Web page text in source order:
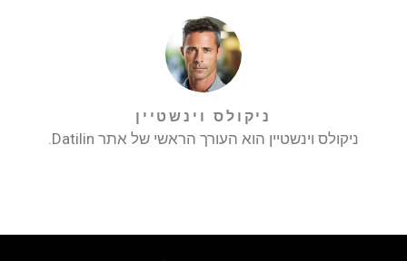
ניקולס וינשטיין
ניקולס וינשטיין הוא העורך הראשי של אתר Datilin.